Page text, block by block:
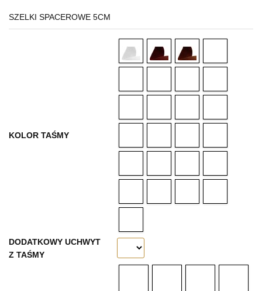
SZELKI SPACEROWE 5CM
KOLOR TAŚMY
DODATKOWY UCHWYT
Z TAŚMY